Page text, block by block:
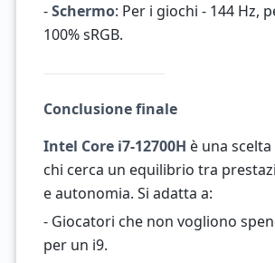
-Schermo: Per i giochi - 144 Hz,
100% sRGB.
Conclusione finale
Intel Core i7-12700H è una
chi cerca un equilibrio tra
e autonomia. Si adatta a:
- Giocatori che non vogliono
per un i9.